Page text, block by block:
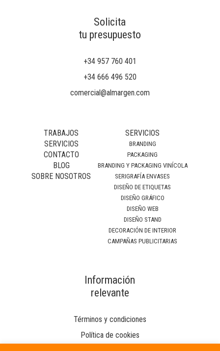
Solicita
tu presupuesto
+34 957 760 401
+34 666 496 520
comercial@almargen.com
TRABAJOS
SERVICIOS
CONTACTO
BLOG
SOBRE NOSOTROS
SERVICIOS
BRANDING
PACKAGING
BRANDING Y PACKAGING VINÍCOLA
SERIGRAFÍA ENVASES
DISEÑO DE ETIQUETAS
DISEÑO GRÁFICO
DISEÑO WEB
DISEÑO STAND
DECORACIÓN DE INTERIOR
CAMPAÑAS PUBLICITARIAS
Información
relevante
Términos y condiciones
Política de cookies